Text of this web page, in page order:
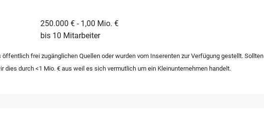
250.000 € - 1,00 Mio. €
bis 10 Mitarbeiter
frei zugänglichen Quellen oder wurden vom Inserenten zur Verfügung gestellt. Sollten
dies durch <1 Mio. € aus weil es sich vermutlich um ein Kleinunternehmen handelt.